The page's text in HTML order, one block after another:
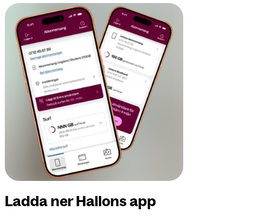
Ladda ner Hallons app